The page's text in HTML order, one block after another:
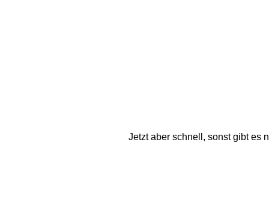
Jetzt aber schnell, sonst gibt es